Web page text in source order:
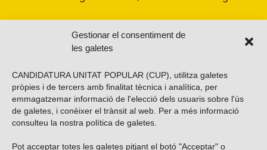
Gestionar el consentiment de
les galetes
CANDIDATURA UNITAT POPULAR (CUP), utilitza galetes
pròpies i de tercers amb finalitat tècnica i analítica, per
emmagatzemar informació de l'elecció dels usuaris sobre l'ús
de galetes, i conèixer el trànsit al web. Per a més informació
consulteu la nostra política de galetes
Pot acceptar totes les galetes pitjant el botó "Acceptar" o